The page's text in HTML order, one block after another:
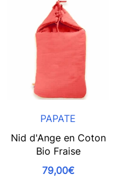
PAPATE
Nid d'Ange en Coton
Bio Fraise
79,00€